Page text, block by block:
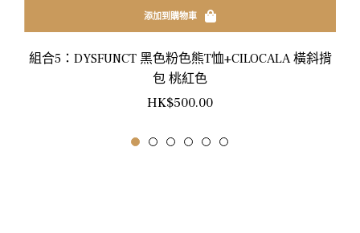
添加到購物車
組合5：DYSFUNCT 黑色粉色熊T恤+CILOCALA 橫斜揹
包 桃紅色
正
價
HK$500.00